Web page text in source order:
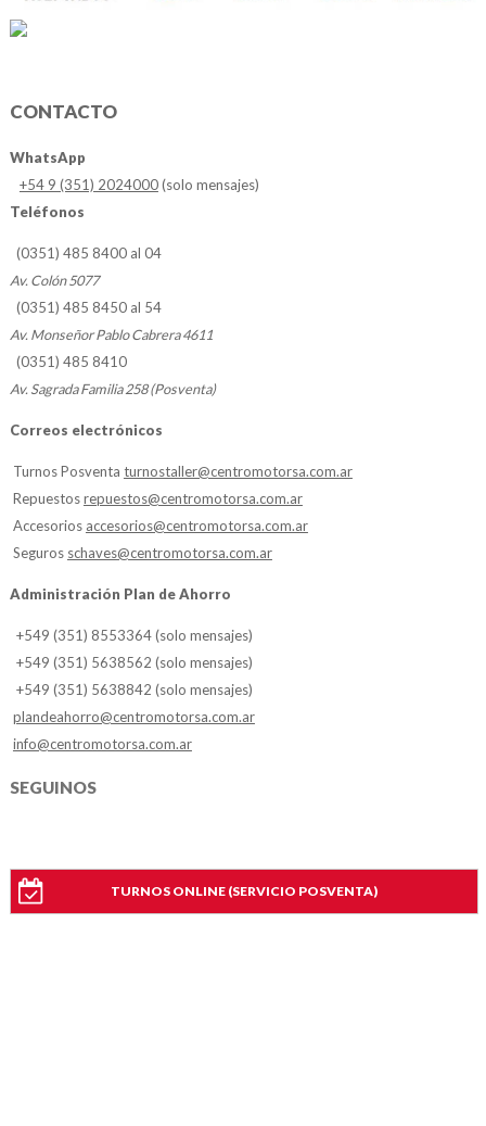
CONTACTO
WhatsApp
+54 9 (351) 2024000(solo mensajes)
Teléfonos
(0351) 485 8400 al 04
Av. Colón 5077
(0351) 485 8450 al 54
Av. Monseñor Pablo Cabrera 4611
(0351) 485 8410
Av. Sagrada Familia 258 (Posventa)
Correos electrónicos
Turnos Posventa turnostaller@centromotorsa.com.ar
Repuestosrepuestos@centromotorsa.com.ar
Accesorios accesorios@centromotorsa.com.ar
Seguros schaves@centromotorsa.com.ar
Administración Plan de Ahorro
+549 (351) 8553364 (solo mensajes)
+549 (351) 5638562 (solo mensajes)
+549 (351) 5638842 (solo mensajes)
plandeahorro@centromotorsa.com.ar
info@centromotorsa.com.ar
SEGUINOS
TURNOS ONLINE (SERVICIO POSVENTA)